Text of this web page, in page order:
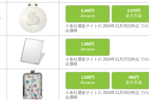
5,490円
Amazon
3,970円
楽天市場
※各社通販サイトの 2024年11月25日時点 での税
込価格
1,880円
Amazon
※各社通販サイトの 2024年11月27日時点 での税
込価格
1,598円
Amazon
880円
楽天市場
※各社通販サイトの 2024年11月25日時点 での税
込価格